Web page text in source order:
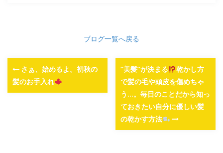
ブログ一覧へ戻る
さぁ、始めるよ。初秋の
髪のお手入れ
“美髪”が決まる
乾かし方
で髪の毛や頭皮を傷めちゃ
う…。毎日のことだから知っ
ておきたい自分に優しい髪
の乾かす方法